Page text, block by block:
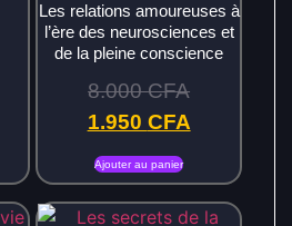
Les relations amoureuses à
l’ère des neurosciences et
de la pleine conscience
8.000CFA
1.950 CFA
Ajouter au panier